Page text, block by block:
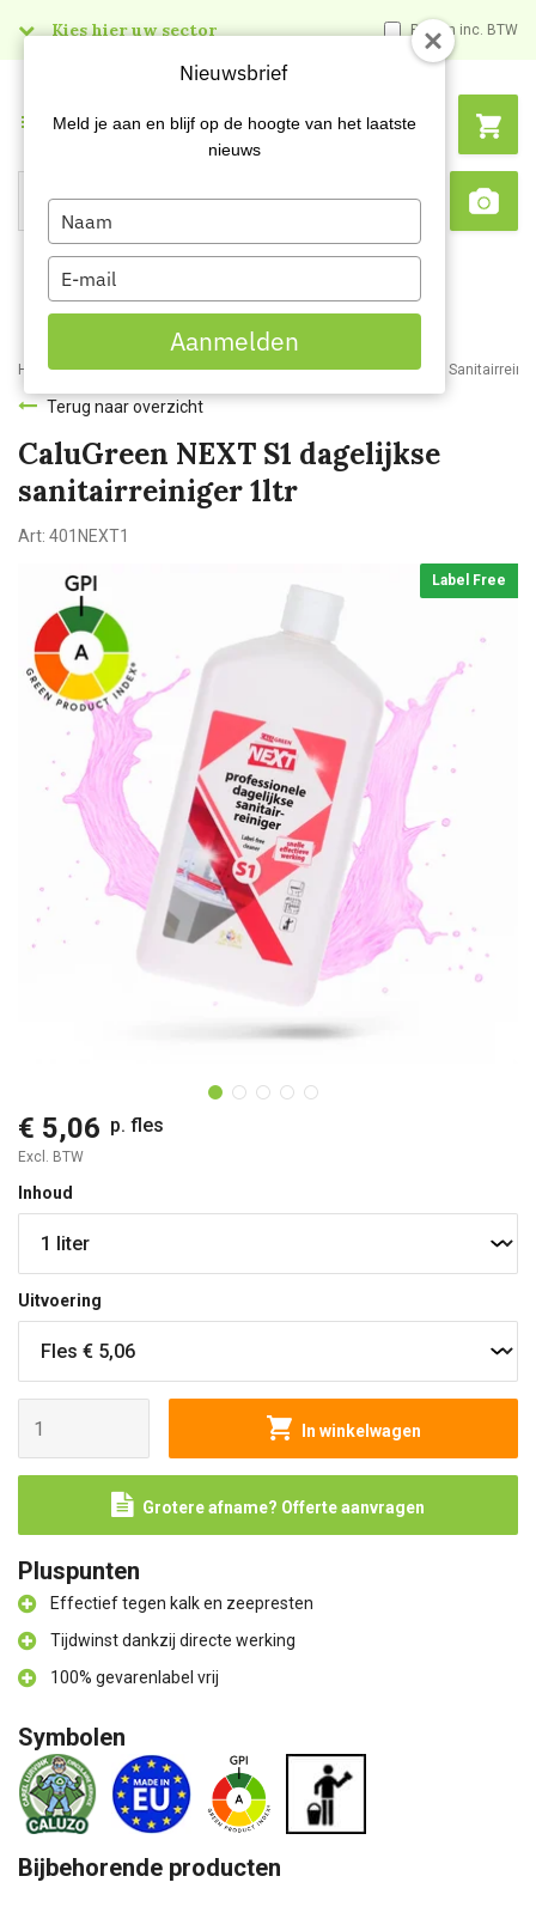
Kies hier uw sector Prijzen inc. BTW
Search
Menu
Home Webshop Schoonmaakartikelen Reinigingsmiddelen
Terug naar overzicht
CaluGreen NEXT S1 dagelijkse
sanitairreiniger 1ltr
Art: 401NEXT1
Label Free
€ 5,06 p. fles
Excl. BTW
Inhoud
Uitvoering
In winkelwagen
Grotere afname? Offerte aanvragen
Pluspunten
Effectief tegen kalk en zeepresten
Tijdwinst dankzij directe werking
100% gevarenlabel vrij
Symbolen
Bijbehorende producten
Nieuwsbrief
Meld je aan en blijf op de hoogte van het laatste
nieuws
Type
your
name
Type
your
email
Aanmelden